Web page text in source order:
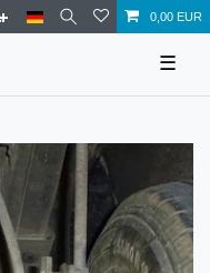
0,00 EUR
☰